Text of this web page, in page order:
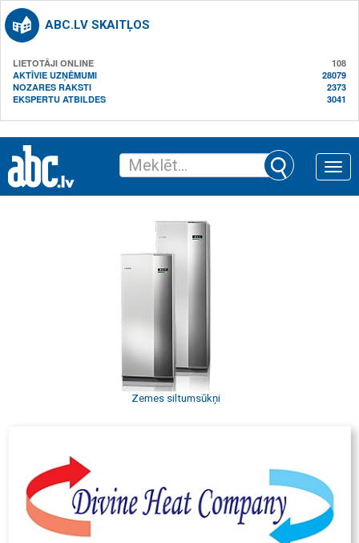
ABC.LV SKAITĻOS
LIETOTĀJI ONLINE
108
AKTĪVIE UZŅĒMUMI
28079
NOZARES RAKSTI
2373
EKSPERTU ATBILDES
3041
Toggle
Zemes siltumsūkņi